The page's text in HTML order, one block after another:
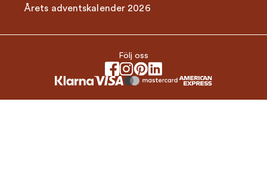
Årets adventskalender 2026
Följ oss